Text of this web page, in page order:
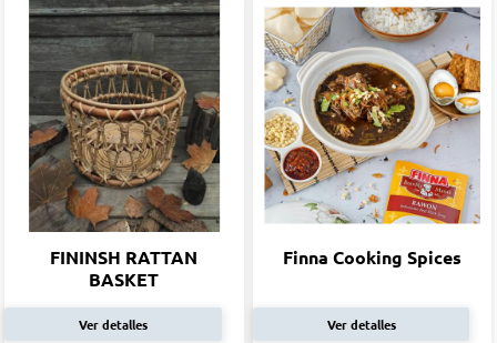
FININSH RATTAN
BASKET
Ver detalles
Finna Cooking Spices
Ver detalles